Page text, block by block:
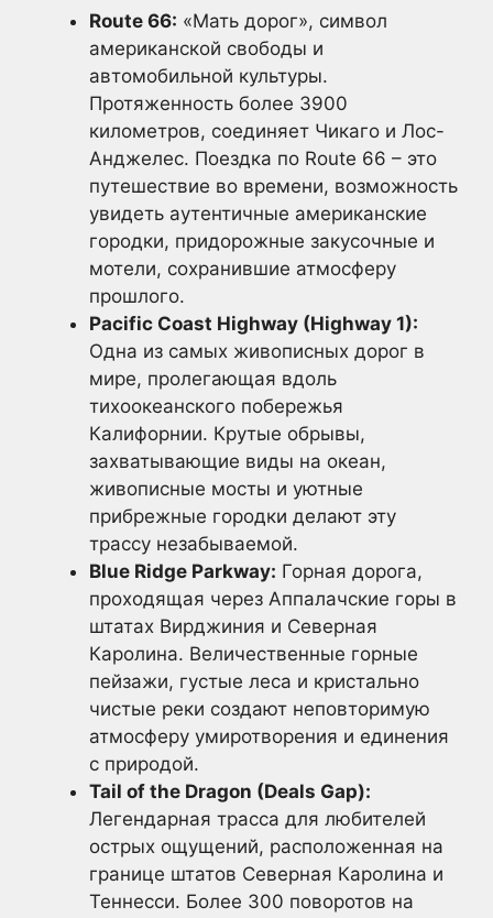
Route 66: «Мать дорог», символ
американской свободы и
автомобильной культуры.
Протяженность более 3900
километров, соединяет Чикаго и Лос-
Анджелес. Поездка по Route 66 – это
путешествие во времени, возможность
увидеть аутентичные американские
городки, придорожные закусочные и
мотели, сохранившие атмосферу
прошлого.
Pacific Coast Highway (Highway 1):
Одна из самых живописных дорог в
мире, пролегающая вдоль
тихоокеанского побережья
Калифорнии. Крутые обрывы,
захватывающие виды на океан,
живописные мосты и уютные
прибрежные городки делают эту
трассу незабываемой.
Blue Ridge Parkway: Горная дорога,
проходящая через Аппалачские горы в
штатах Вирджиния и Северная
Каролина. Величественные горные
пейзажи, густые леса и кристально
чистые реки создают неповторимую
атмосферу умиротворения и единения
с природой.
Tail of the Dragon (Deals Gap):
Легендарная трасса для любителей
острых ощущений, расположенная на
границе штатов Северная Каролина и
Теннесси. Более 300 поворотов на